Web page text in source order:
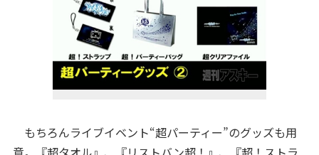
もちろんライブイベント“超パーティー”のグッズも用